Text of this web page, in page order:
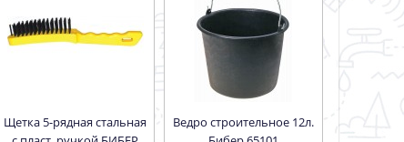
Щетка 5-рядная стальная
Ведро строительное 12л.